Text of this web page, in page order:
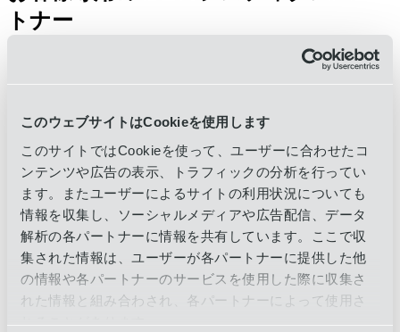
このウェブサイトはCookieを使用します
このサイトではCookieを使って、ユーザーに合わせたコ
ンテンツや広告の表示、トラフィックの分析を行ってい
ます。またユーザーによるサイトの利用状況についても
情報を収集し、ソーシャルメディアや広告配信、データ
解析の各パートナーに情報を共有しています。ここで収
集された情報は、ユーザーが各パートナーに提供した他
の情報や各パートナーのサービスを使用した際に収集さ
れた情報と組み合わされ、各パートナーによって使用さ
れることがあります。
トナー
4PL事業者は、貴社の固有の課題とリスクを分析し、改善の
り、貴社は販売戦略や市場拡大など、自社の強みや緊急のニ
に配分し、他の分野での成長を促進できる。
4PLロジスティクスが必要？
話をしよう
関連コンテンツ